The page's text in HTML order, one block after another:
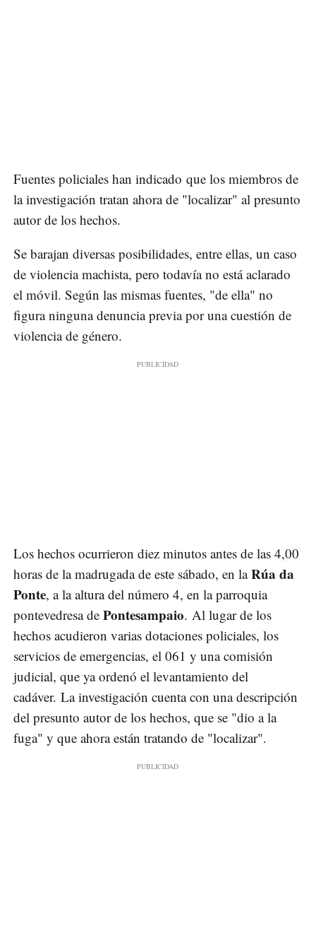
Fuentes policiales han indicado que los miembros de
la investigación tratan ahora de "localizar" al presunto
autor de los hechos.
Se barajan diversas posibilidades, entre ellas, un caso
de violencia machista, pero todavía no está aclarado
el móvil. Según las mismas fuentes, "de ella" no
figura ninguna denuncia previa por una cuestión de
violencia de género.
Los hechos ocurrieron diez minutos antes de las 4,00
horas de la madrugada de este sábado, en laRúa da
Ponte, a la altura del número 4, en la parroquia
pontevedresa de Pontesampaio. Al lugar de los
hechos acudieron varias dotaciones policiales, los
servicios de emergencias, el 061 y una comisión
judicial, que ya ordenó el levantamiento del
cadáver. La investigación cuenta con una descripción
del presunto autor de los hechos, que se "dio a la
fuga" y que ahora están tratando de "localizar".